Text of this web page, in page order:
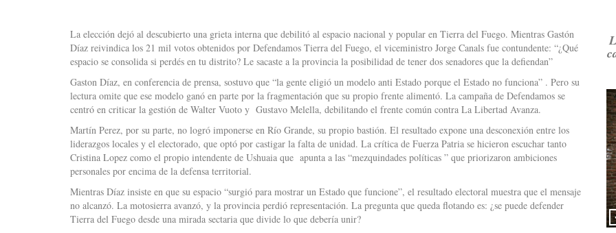
La elección dejó al descubierto una grieta interna que debilitó al espacio nacional y popular en Tierra del Fuego. Mientras Gastón
Díaz reivindica los 21 mil votos obtenidos por Defendamos Tierra del Fuego, el viceministro Jorge Canals fue contundente: “¿Qué
espacio se consolida si perdés en tu distrito? Le sacaste a la provincia la posibilidad de tener dos senadores que la defiendan”
Gaston Díaz, en conferencia de prensa, sostuvo que “la gente eligió un modelo anti Estado porque el Estado no funciona” . Pero su
lectura omite que ese modelo ganó en parte por la fragmentación que su propio frente alimentó. La campaña de Defendamos se
centró en criticar la gestión de Walter Vuoto y Gustavo Melella, debilitando el frente común contra La Libertad Avanza.
Martín Perez, por su parte, no logró imponerse en Río Grande, su propio bastión. El resultado expone una desconexión entre los
liderazgos locales y el electorado, que optó por castigar la falta de unidad. La crítica de Fuerza Patria se hicieron escuchar tanto
Cristina Lopez como el propio intendente de Ushuaia que apunta a las “mezquindades políticas ” que priorizaron ambiciones
personales por encima de la defensa territorial.
Mientras Díaz insiste en que su espacio “surgió para mostrar un Estado que funcione”, el resultado electoral muestra que el mensaje
no alcanzó. La motosierra avanzó, y la provincia perdió representación. La pregunta que queda flotando es: ¿se puede defender
Tierra del Fuego desde una mirada sectaria que divide lo que debería unir?